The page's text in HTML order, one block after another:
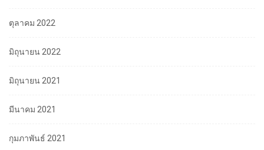
ตุลาคม 2022
มิถุนายน 2022
มิถุนายน 2021
มีนาคม 2021
กุมภาพันธ์ 2021